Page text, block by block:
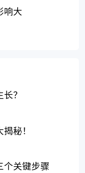
响大
？
秘！
个关键步骤